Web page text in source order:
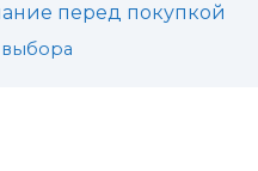
перед покупкой
выбора